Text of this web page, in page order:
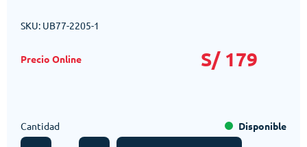
SKU: UB77-2205-1
S/ 179
Cantidad Disponible